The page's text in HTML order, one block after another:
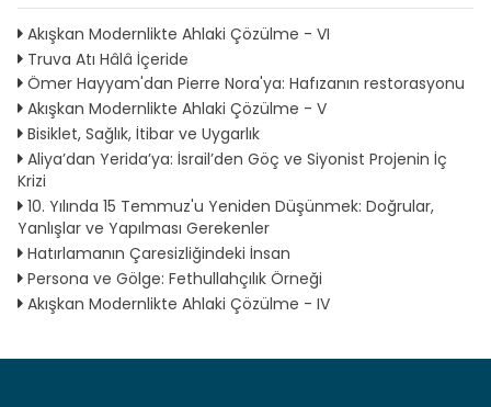
Akışkan Modernlikte Ahlaki Çözülme - VI
Truva Atı Hâlâ İçeride
Ömer Hayyam'dan Pierre Nora'ya: Hafızanın restorasyonu
Akışkan Modernlikte Ahlaki Çözülme - V
Bisiklet, Sağlık, İtibar ve Uygarlık
Aliya’dan Yerida’ya: İsrail’den Göç ve Siyonist Projenin İç
Krizi
10. Yılında 15 Temmuz'u Yeniden Düşünmek: Doğrular,
Yanlışlar ve Yapılması Gerekenler
Hatırlamanın Çaresizliğindeki İnsan
Persona ve Gölge: Fethullahçılık Örneği
Akışkan Modernlikte Ahlaki Çözülme - IV